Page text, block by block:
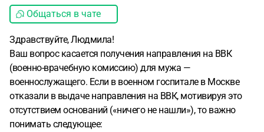
Общаться в чате
Здравствуйте, Людмила!
Ваш вопрос касается получения направления на ВВК
(военно-врачебную комиссию) для мужа —
военнослужащего. Если в военном госпитале в Москве
отказали в выдаче направления на ВВК, мотивируя это
отсутствием оснований («ничего не нашли»), то важно
понимать следующее: